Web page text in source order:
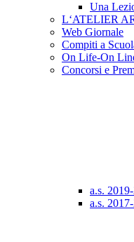
Una
L‘ATELIER
Web Giornale
Compiti a
On Life-On
Concorsi e
a.s.
a.s.